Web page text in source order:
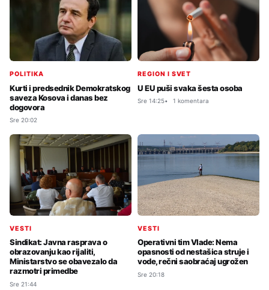
POLITIKA
Kurti i predsednik Demokratskog
saveza Kosova i danas bez
dogovora
Sre 20:02
REGION I SVET
U EU puši svaka šesta osoba
Sre 14:25 1 komentara
VESTI
Sindikat: Javna rasprava o
obrazovanju kao rijaliti,
Ministarstvo se obavezalo da
razmotri primedbe
Sre 21:44
VESTI
Operativni tim Vlade: Nema
opasnosti od nestašica struje i
vode, rečni saobraćaj ugrožen
Sre 20:18